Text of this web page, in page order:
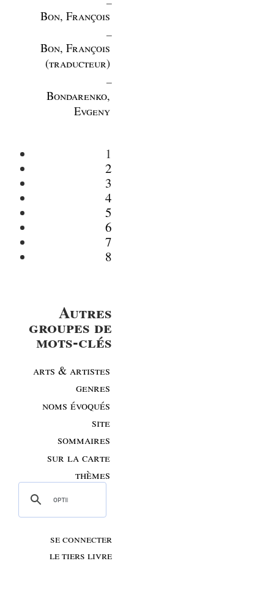
Bon, François
Bon, François
(traducteur)
Bondarenko,
Evgeny
1
2
3
4
5
6
7
8
Autres
groupes de
mots-clés
arts & artistes
genres
noms évoqués
site
sommaires
sur la carte
thèmes
se connecter
le tiers livre